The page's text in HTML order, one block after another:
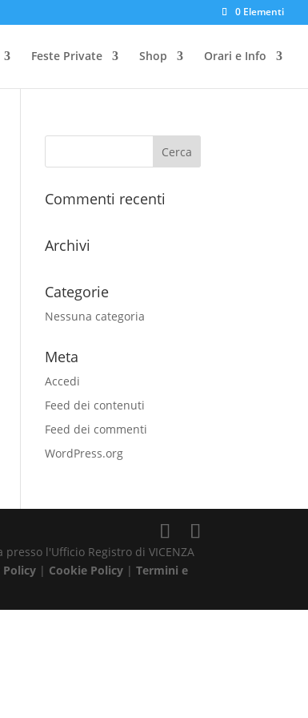
0 Elementi
Feste Private Shop Orari e Info
Commenti recenti
Archivi
Categorie
Nessuna categoria
Meta
Accedi
Feed dei contenuti
Feed dei commenti
WordPress.org
presso l'Ufficio Registro di VICENZA
Policy | Cookie Policy |Termini e